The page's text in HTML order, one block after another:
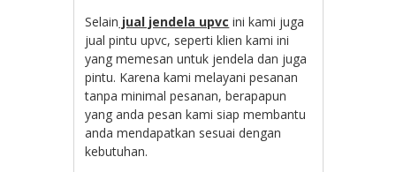
Selain jual jendela upvc ini kami juga
jual pintu upvc, seperti klien kami ini
yang memesan untuk jendela dan juga
pintu. Karena kami melayani pesanan
tanpa minimal pesanan, berapapun
yang anda pesan kami siap membantu
anda mendapatkan sesuai dengan
kebutuhan.